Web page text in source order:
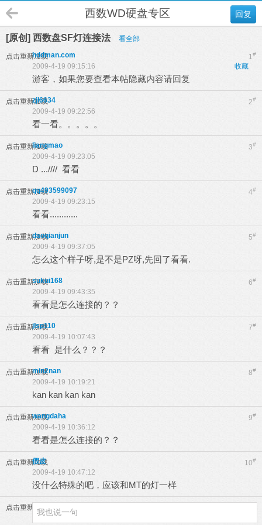
回复
西数WD硬盘专区
[原创] 西数盘SF灯连接法 看全部
点击重新加载 1#
hddman.com
收藏
2009-4-19 09:15:16
游客，如果您要查看本帖隐藏内容请回复
点击重新加载 2#
zjl6634
2009-4-19 09:22:56
看一看。。。。。
点击重新加载 3#
liangmao
2009-4-19 09:23:05
D ...//// 看看
点击重新加载 4#
qq493599097
2009-4-19 09:23:15
看看............
点击重新加载 5#
daoqianjun
2009-4-19 09:37:05
怎么这个样子呀,是不是PZ呀,先回了看看.
点击重新加载 6#
sukui168
2009-4-19 09:43:35
看看是怎么连接的？？
点击重新加载 7#
jlsp110
2009-4-19 10:07:43
看看 是什么？？？
点击重新加载 8#
min2nan
2009-4-19 10:19:21
kan kan kan kan
点击重新加载 9#
wangdaha
2009-4-19 10:36:12
看看是怎么连接的？？
点击重新加载 10#
假皮
2009-4-19 10:47:12
没什么特殊的吧，应该和MT的灯一样
点击重新加载